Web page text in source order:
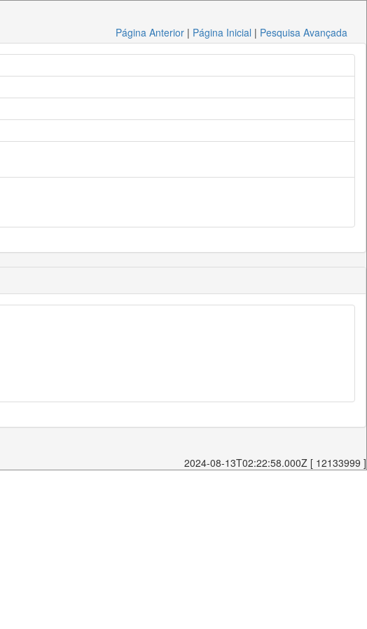
Página Anterior | Página Inicial | Pesquisa Avançada
2024-08-13T02:22:58.000Z [ 12133999 ]